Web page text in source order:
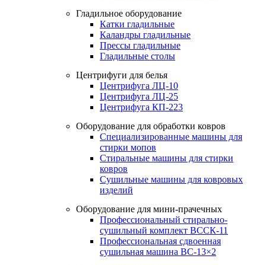
Гладильное оборудование
Катки гладильные
Каландры гладильные
Прессы гладильные
Гладильные столы
Центрифуги для белья
Центрифуга ЛЦ-10
Центрифуга ЛЦ-25
Центрифуга КП-223
Оборудование для обработки ковров
Специализированные машины для
стирки мопов
Стиральные машины для стирки
ковров
Сушильные машины для ковровых
изделий
Оборудование для мини-прачечных
Профессиональный стирально-
сушильный комплект ВССК-11
Профессиональная сдвоенная
сушильная машина ВС-13×2